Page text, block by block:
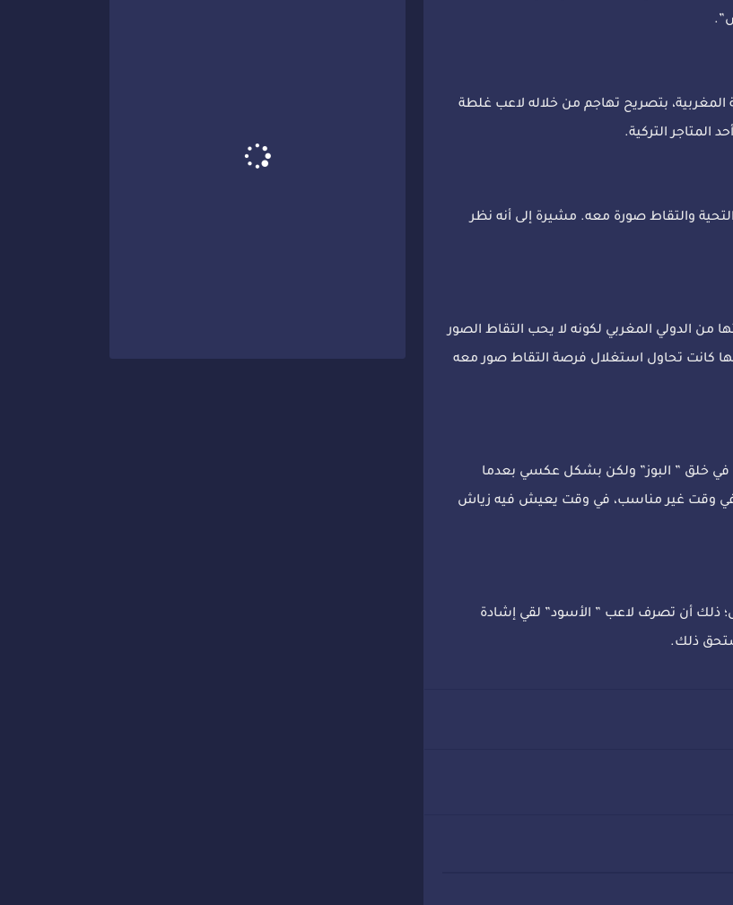
المغربية، بتصريح تهاجم من خلاله لاعب غلطة
المتاجر التركية.
والتقاط صورة معه. مشيرة إلى أنه نظر
من الدولي المغربي لكونه لا يحب التقاط الصور
كانت تحاول استغلال فرصة التقاط صور معه
في خلق ” البوز” ولكن بشكل عكسي بعدما
في وقت غير مناسب، في وقت يعيش فيه زياش
أن تصرف لاعب ” الأسود” لقي إشادة
ذلك.